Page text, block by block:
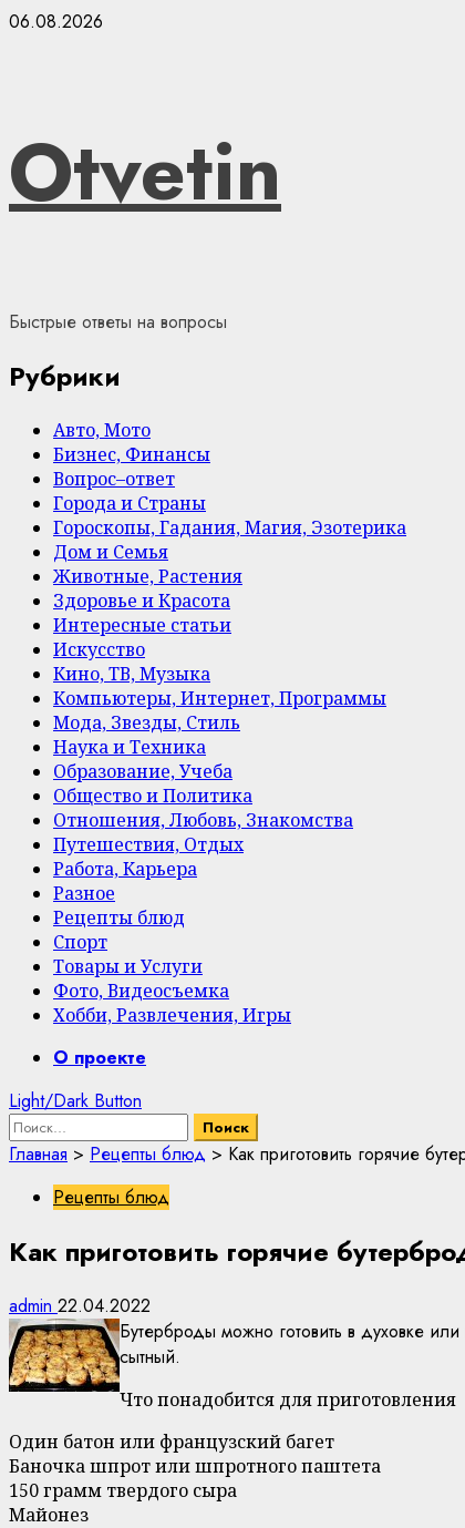
Skip
06.08.2026
Otvetin
Быстрые ответы на вопросы
Рубрики
Авто, Мото
Бизнес, Финансы
Вопрос–ответ
Города и Страны
Гороскопы, Гадания, Магия, Эзотерика
Дом и Семья
Животные, Растения
Здоровье и Красота
Интересные статьи
Искусство
Кино, ТВ, Музыка
Компьютеры, Интернет, Программы
Мода, Звезды, Стиль
Наука и Техника
Образование, Учеба
Общество и Политика
Отношения, Любовь, Знакомства
Путешествия, Отдых
Работа, Карьера
Разное
Рецепты блюд
Спорт
Товары и Услуги
Фото, Видеосъемка
Хобби, Развлечения, Игры
PrimaryО проекте
Light/Dark Button
Найти:
Главная > Рецепты блюд > Как приготовить горячие
Рецепты блюд
Как приготовить горячие
admin 22.04.2022
Бутерброды можно готовить в духовке
сытный.
Что понадобится для приготовления
Один батон или французский багет
Баночка шпрот или шпротного паштета
150 грамм твердого сыра
Майонез